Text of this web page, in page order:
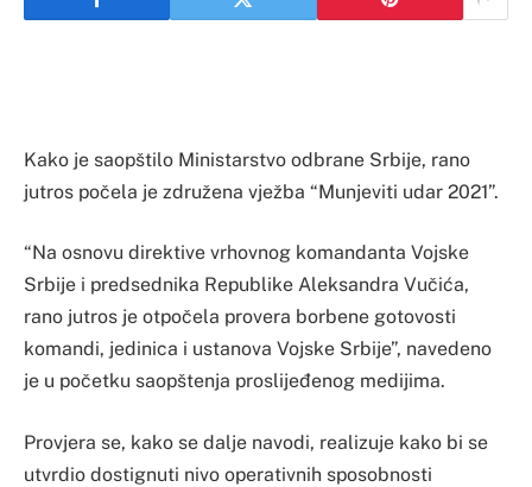
Kako je saopštilo Ministarstvo odbrane Srbije, rano
jutros počela je združena vježba “Munjeviti udar 2021”.
“Na osnovu direktive vrhovnog komandanta Vojske
Srbije i predsednika Republike Aleksandra Vučića,
rano jutros je otpočela provera borbene gotovosti
komandi, jedinica i ustanova Vojske Srbije”, navedeno
je u početku saopštenja proslijeđenog medijima.
Provjera se, kako se dalje navodi, realizuje kako bi se
utvrdio dostignuti nivo operativnih sposobnosti